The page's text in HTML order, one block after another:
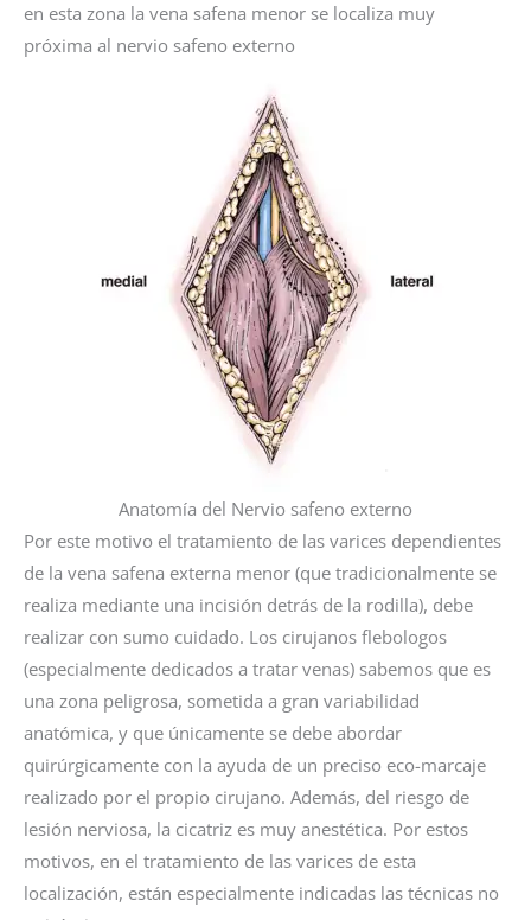
en esta zona la vena safena menor se localiza muy
próxima al nervio safeno externo
Anatomía del Nervio safeno externo
Por este motivo el tratamiento de las varices dependientes
de la vena safena externa menor (que tradicionalmente se
realiza mediante una incisión detrás de la rodilla), debe
realizar con sumo cuidado. Los cirujanos flebologos
(especialmente dedicados a tratar venas) sabemos que es
una zona peligrosa, sometida a gran variabilidad
anatómica, y que únicamente se debe abordar
quirúrgicamente con la ayuda de un preciso eco-marcaje
realizado por el propio cirujano. Además, del riesgo de
lesión nerviosa, la cicatriz es muy anestética. Por estos
motivos, en el tratamiento de las varices de esta
localización, están especialmente indicadas las técnicas no